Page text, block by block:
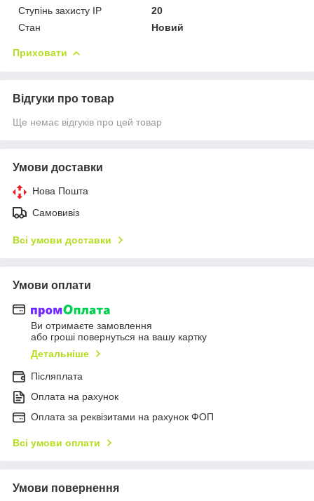
Ступінь захисту IP
20
Стан
Новий
Приховати
Відгуки про товар
Ще немає відгуків про цей товар
Умови доставки
Нова Пошта
Самовивіз
Всі умови доставки
Умови оплати
Ви отримаєте замовлення
або гроші повернуться на вашу картку
Детальніше
Післяплата
Оплата на рахунок
Оплата за реквізитами на рахунок ФОП
Всі умови оплати
Умови повернення